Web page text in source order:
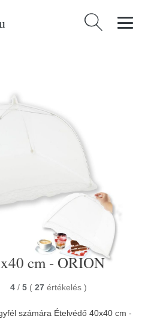
Keresés:
cm - ORION
4 / 5 ( 27 értékelés )
számára Ételvédő 40x40 cm -